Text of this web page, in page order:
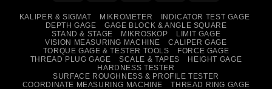
Delivery
KALIPER & SIGMAT MIKROMETER
INDICATOR TEST GAGE
DEPTH GAGE
GAGE BLOCK & ANGLE SQUARE
STAND & STAGE
MIKROSKOP
LIMIT GAGE
VISION MEASURING MACHINE
CALIPER GAGE
TORQUE GAGE & TESTER TOOLS
FORCE GAGE
THREAD PLUG GAGE
SCALE & TAPES
HEIGHT GAGE
HARDNESS TESTER
SURFACE ROUGHNESS & PROFILE TESTER
COORDINATE MEASURING MACHINE
THREAD RING GAGE